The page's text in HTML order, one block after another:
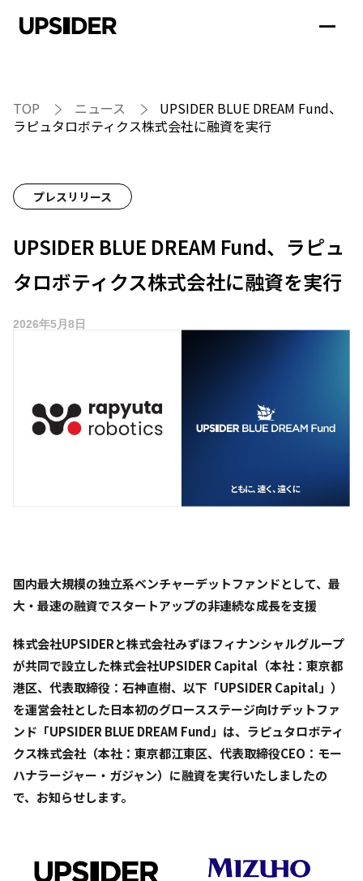
TOP ニュース
UPSIDER BLUE DREAM Fund、
ラピュタロボティクス株式会社に融資を実行
プレスリリース
UPSIDER BLUE DREAM Fund、ラピュ
タロボティクス株式会社に融資を実行
2026年5月8日
国内最大規模の独立系ベンチャーデットファンドとして、最
大・最速の融資でスタートアップの非連続な成長を支援
株式会社UPSIDERと株式会社みずほフィナンシャルグループ
が共同で設立した株式会社UPSIDER Capital（本社：東京都
港区、代表取締役：石神直樹、以下「UPSIDER Capital」）
を運営会社とした日本初のグロースステージ向けデットファ
ンド「UPSIDER BLUE DREAM Fund」は、ラピュタロボティ
クス株式会社（本社：東京都江東区、代表取締役CEO：モー
ハナラージャー・ガジャン）に融資を実行いたしましたの
で、お知らせします。